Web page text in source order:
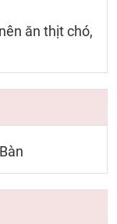
ăn thịt chó,